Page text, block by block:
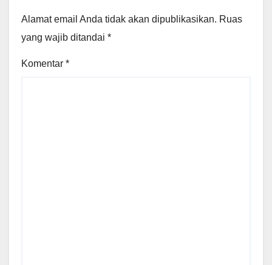
Alamat email Anda tidak akan dipublikasikan. Ruas
yang wajib ditandai *
Komentar *